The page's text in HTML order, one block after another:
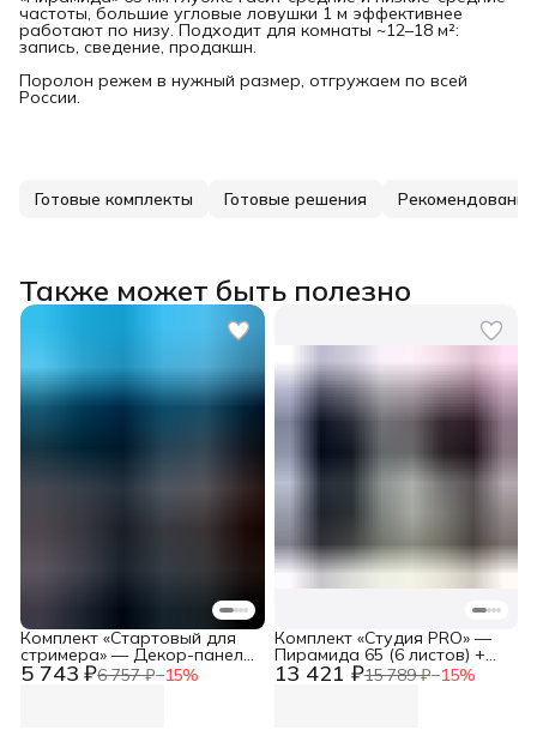
частоты, большие угловые ловушки 1 м эффективнее
работают по низу. Подходит для комнаты ~12–18 м²:
запись, сведение, продакшн.
Поролон режем в нужный размер, отгружаем по всей
России.
Готовые комплекты Готовые решения
Также может быть полезно
5 743 ₽6 757 ₽−15%
Комплект «Стартовый для
стримера» — Декор-панели
40 мм (2 листа) + бас-
ловушки (2 шт) + подставки
13 421 ₽15 789 ₽−15%
Комплект «Студия PRO» —
Пирамида 65 (6 листов) +
большие бас-ловушки (4
шт) + подставки BIG